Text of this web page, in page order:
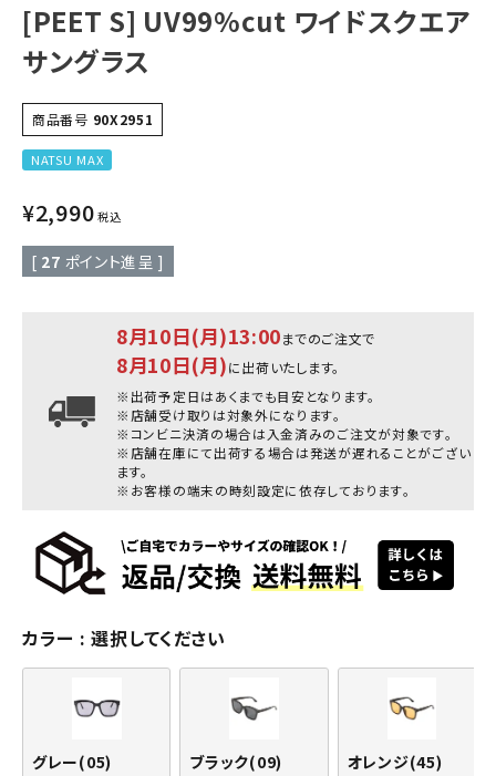
[PEET S] UV99%cut ワイドスクエア
サングラス
商品番号 90X2951
NATSU MAX
¥2,990 税込
[ 27 ポイント進呈 ]
8月10日(月)13:00までのご注文で
8月10日(月)に出荷いたします。
※出荷予定日はあくまでも目安となります。
※店舗受け取りは対象外になります。
※コンビニ決済の場合は入金済みのご注文が対象です。
※店舗在庫にて出荷する場合は発送が遅れることがござい
ます。
※お客様の端末の時刻設定に依存しております。
カラー 選択してください
グレー(05) ブラック(09) オレンジ(45)